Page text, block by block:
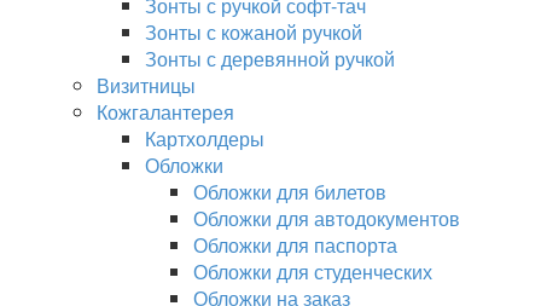
Зонты с кожаной ручкой
Зонты с деревянной ручкой
Визитницы
Кожгалантерея
Картхолдеры
Обложки
Обложки для билетов
Обложки для автодокументов
Обложки для паспорта
Обложки для студенческих
Обложки на заказ